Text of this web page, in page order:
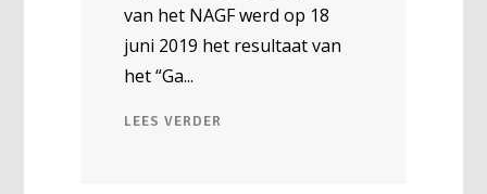
van het NAGF werd op 18
juni 2019 het resultaat van
het “Ga
LEES VERDER